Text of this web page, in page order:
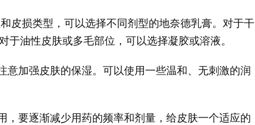
皮损类型，可以选择不同剂型的地奈德乳膏。对于干
油性皮肤或多毛部位，可以选择凝胶或溶液。
意加强皮肤的保湿。可以使用一些温和、无刺激的润
，要逐渐减少用药的频率和剂量，给皮肤一个适应的